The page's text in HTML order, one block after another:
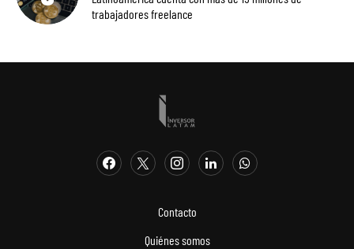
trabajadores freelance
Contacto
Quiénes somos